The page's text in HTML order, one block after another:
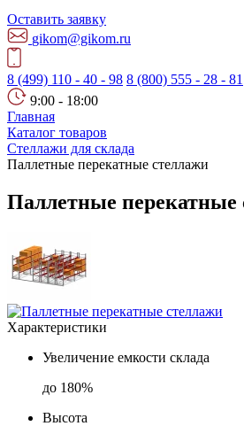
Оставить заявку
gikom@gikom.ru
8 (499) 110 - 40 - 98 8 (800) 555 - 28 - 81
9:00 - 18:00
Главная
Каталог товаров
Стеллажи для склада
Паллетные перекатные стеллажи
Паллетные перекатные
Характеристики
Увеличение емкости склада
до 180%
Высота